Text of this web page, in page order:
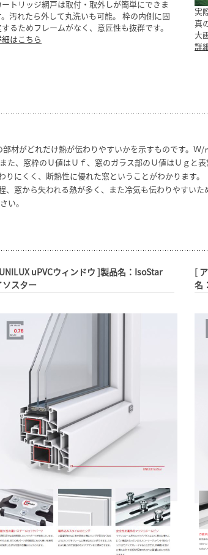
ートリッジ網戸は取付・取外しが簡単にできま
。汚れたら外して丸洗いも可能。 枠の内側に固
するためフレームがなく、意匠性も抜群です。
細はこちら
実
真
大
詳
材がどれだけ熱が伝わりやすいかを示すものです。Ｗ/
た、窓枠のＵ値はＵｆ、窓のガラス部のＵ値はＵｇと表
りにくく、断熱性に優れた窓ということがわかります。
、窓から失われる熱が多く、また冷気も伝わりやすいた
い。
uPVCウィンドウ ]製品名：IsoStar
ソスター
[
名